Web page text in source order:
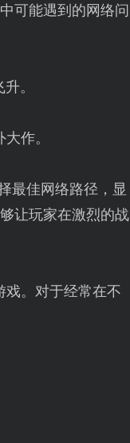
可能遇到的网络问
。
作。
最佳网络路径，显
让玩家在激烈的战
戏。对于经常在不